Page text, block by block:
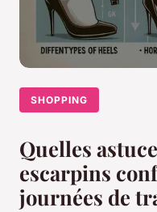
SHOPPING
Quelles
escarpins
journées de